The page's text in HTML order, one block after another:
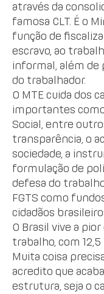
através da
famosa CLT. É o
função de
escravo, ao
informal, além de
do trabalhador.
O MTE cuida dos
importantes como
Social, entre
transparência, o
sociedade, a
formulação de
defesa do
FGTS como
cidadãos
O Brasil vive a
trabalho, com
Muita coisa
acredito que
estrutura, seja o